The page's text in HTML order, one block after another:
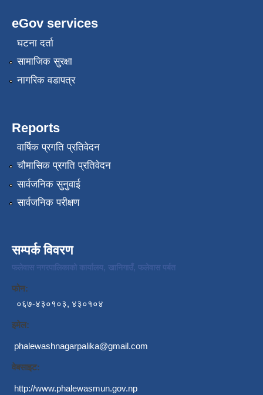
eGov services
घटना दर्ता
सामाजिक सुरक्षा
नागरिक वडापत्र
Reports
वार्षिक प्रगति प्रतिवेदन
चौमासिक प्रगति प्रतिवेदन
सार्वजनिक सुनुवाई
सार्वजनिक परीक्षण
सम्पर्क विवरण
फलेवास नगरपालिकाको कार्यालय, खानिगाउँ, फलेवास पर्बत
फोन:
०६७-४३०१०३, ४३०१०४
इमेल:
phalewashnagarpalika@gmail.com
वेबसाइट:
http://www.phalewasmun.gov.np